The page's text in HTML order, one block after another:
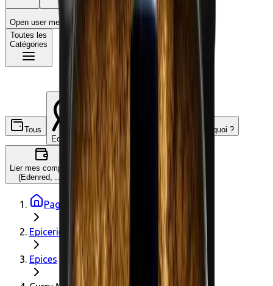
Open user menu
Panier
Toutes les
Catégories
Tous
Ecochèques
C'est quoi ?
Lier mes comptes
(Edenred, ...)
Page d'accueil
Epicerie
Epices